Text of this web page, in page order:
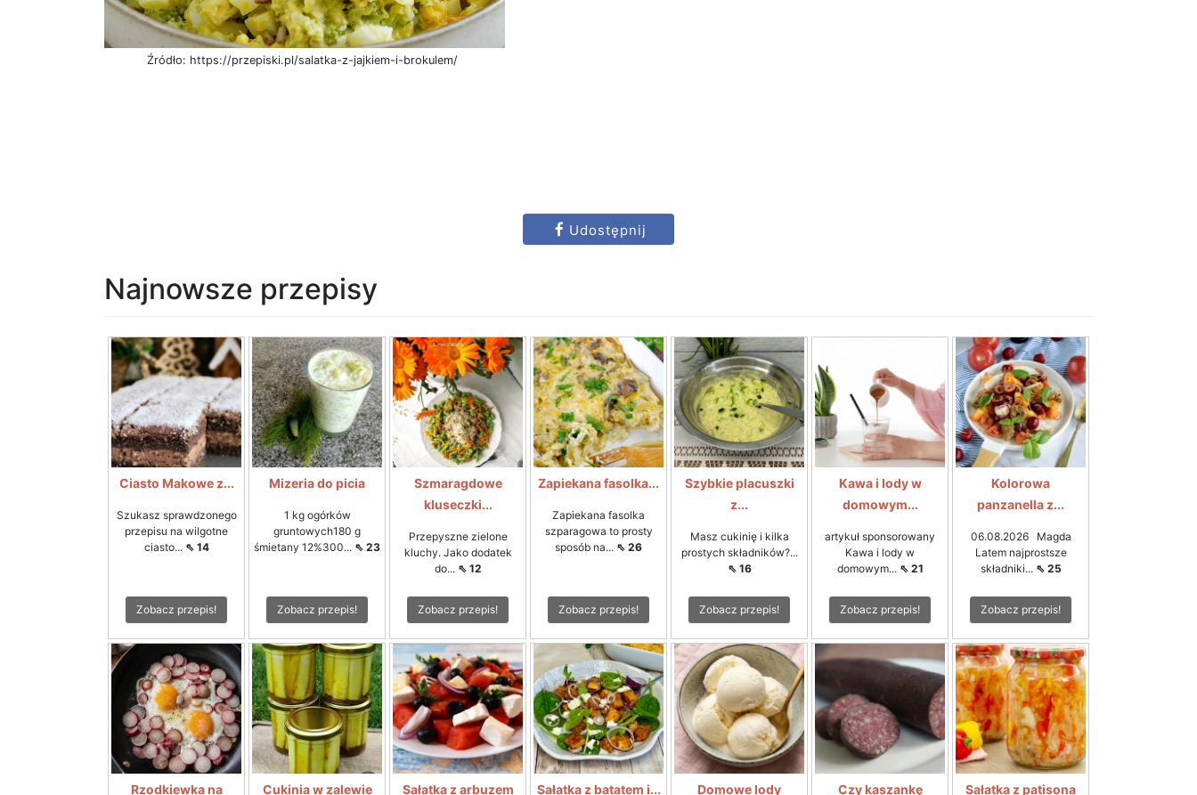
Źródło: https://przepiski.pl/salatka-z-jajkiem-i-brokulem/
Udostępnij
Najnowsze przepisy
Ciasto Makowe z...
Szukasz sprawdzonego
przepisu na wilgotne
ciasto... ⇖ 14
Zobacz przepis!
Mizeria do picia
1 kg ogórków
gruntowych180 g
śmietany 12%300... ⇖ 23
Zobacz przepis!
Szmaragdowe
kluseczki...
Przepyszne zielone
kluchy. Jako dodatek
do... ⇖ 12
Zobacz przepis!
Zapiekana fasolka...
Zapiekana fasolka
szparagowa to prosty
sposób na... ⇖ 26
Zobacz przepis!
Szybkie placuszki
z...
Masz cukinię i kilka
prostych składników?...
⇖ 16
Zobacz przepis!
Kawa i lody w
domowym...
artykuł sponsorowany
Kawa i lody w
domowym... ⇖ 21
Zobacz przepis!
Kolorowa
panzanella z...
06.08.2026 Magda
Latem najprostsze
składniki... ⇖ 25
Zobacz przepis!
Rzodkiewka na
Cukinia w zalewie
Sałatka z arbuzem
Sałatka z batatem i...
Domowe lody
Czy kaszankę
Sałatka z patisona